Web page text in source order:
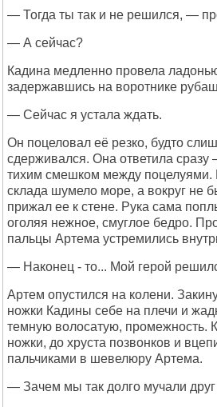
— Тогда ты так и не решился, —
— А сейчас?
Кадина медленно провела
задержавшись на воротнике
— Сейчас я устала ждать.
Он поцеловал её резко, будто
сдерживался. Она ответила сразу
тихим смешком между поцелуями.
склада шумело море, а вокруг не
прижал ее к стене. Рука сама
оголяя нежное, смуглое бедро.
пальцы Артема устремились
— Наконец - то... Мой герой
Артем опустился на колени.
ножки Кадины себе на плечи и
темную волосатую, промежность.
ножки, до хруста позвонков и
пальчиками в шевелюру Артема.
— Зачем мы так долго мучали друг